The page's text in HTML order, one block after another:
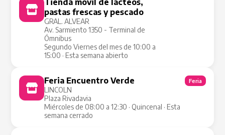
Tienda móvil de lácteos,
pastas frescas y pescado
GRAL. ALVEAR
Av. Sarmiento 1350 - Terminal de
Ómnibus
Segundo Viernes del mes de 10:00 a
15:00 · Esta semana abierto
Feria Encuentro Verde
LINCOLN
Plaza Rivadavia
Miércoles de 08:00 a 12:30 · Quincenal · Esta
semana cerrado
Feria